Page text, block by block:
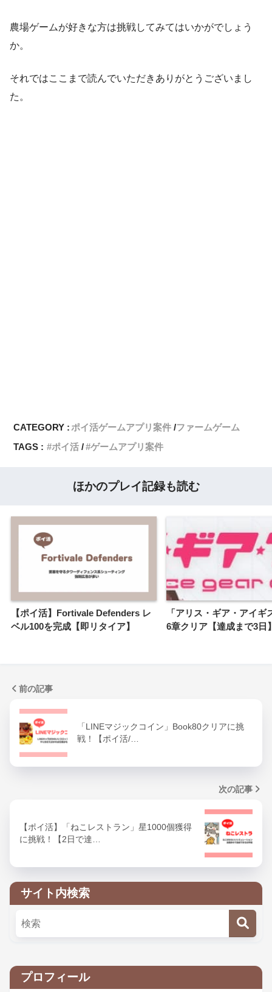
農場ゲームが好きな方は挑戦してみてはいかがでしょう
か。
それではここまで読んでいただきありがとうございまし
た。
CATEGORY : ポイ活ゲームアプリ案件 ファームゲーム
TAGS :
ポイ活 ゲームアプリ案件
ほかのプレイ記録も読む
【ポイ活】Fortivale Defenders レ
ベル100を完成【即リタイア】
「アリス・ギア・アイギ
6章クリア【達成まで3日
前の記事
「LINEマジックコイン」Book80クリアに挑
戦！【ポイ活/…
次の記事
【ポイ活】「ねこレストラン」星1000個獲得
に挑戦！【2日で達…
サイト内検索
プロフィール